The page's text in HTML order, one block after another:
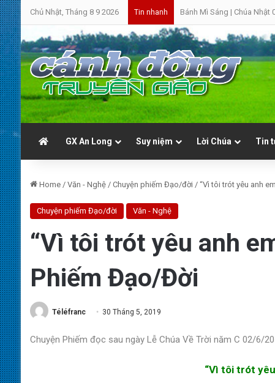
Chủ Nhật, Tháng 8 9 2026 Tin nhanh Bánh Mì Sáng | Chúa Nhật
GX An Long Suy niệm Lời Chúa Tin
Home / Văn - Nghệ / Chuyện phiếm Đạo/đời / “Vì tôi trót yêu anh
Chuyện phiếm Đạo/đời Văn - Nghệ
“Vì tôi trót yêu anh
Phiếm Đạo/Đời
Téléfranc 30 Tháng 5, 2019
Chuyện Phiếm đọc sau ngày Lễ Chúa Về Trời năm C 02/6/
“Vì tôi trót